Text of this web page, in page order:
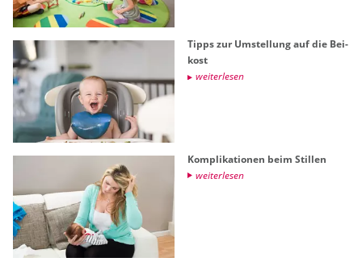
Tipps zur Um­stel­lung auf die Bei­
kost
wei­ter­le­sen
Kom­pli­ka­tio­nen beim Stil­len
wei­ter­le­sen